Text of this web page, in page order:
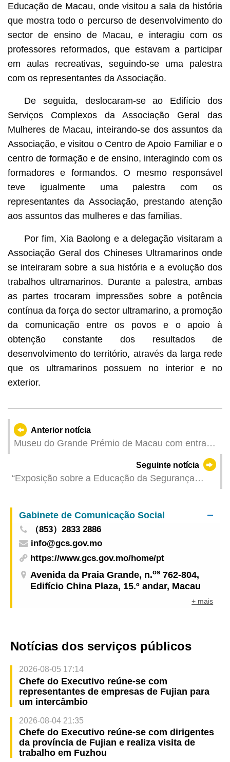
Educação de Macau, onde visitou a sala da história
que mostra todo o percurso de desenvolvimento do
sector de ensino de Macau, e interagiu com os
professores reformados, que estavam a participar
em aulas recreativas, seguindo-se uma palestra
com os representantes da Associação.
De seguida, deslocaram-se ao Edifício dos
Serviços Complexos da Associação Geral das
Mulheres de Macau, inteirando-se dos assuntos da
Associação, e visitou o Centro de Apoio Familiar e o
centro de formação e de ensino, interagindo com os
formadores e formandos. O mesmo responsável
teve igualmente uma palestra com os
representantes da Associação, prestando atenção
aos assuntos das mulheres e das famílias.
Por fim, Xia Baolong e a delegação visitaram a
Associação Geral dos Chineses Ultramarinos onde
se inteiraram sobre a sua história e a evolução dos
trabalhos ultramarinos. Durante a palestra, ambas
as partes trocaram impressões sobre a potência
contínua da força do sector ultramarino, a promoção
da comunicação entre os povos e o apoio à
obtenção constante dos resultados de
desenvolvimento do território, através da larga rede
que os ultramarinos possuem no interior e no
exterior.
Anterior notícia
Museu do Grande Prémio de Macau com entrada
Seguinte notícia
“Exposição sobre a Educação da Segurança
Gabinete de Comunicação Social
（853）2833 2886
info@gcs.gov.mo
https://www.gcs.gov.mo/home/pt
Avenida da Praia Grande, n.os 762-804,
Edifício China Plaza, 15.º andar, Macau
+ mais
Notícias dos serviços públicos
2026-08-05 17:14
Chefe do Executivo reúne-se com
representantes de empresas de Fujian para
um intercâmbio
2026-08-04 21:35
Chefe do Executivo reúne-se com dirigentes
da província de Fujian e realiza visita de
trabalho em Fuzhou